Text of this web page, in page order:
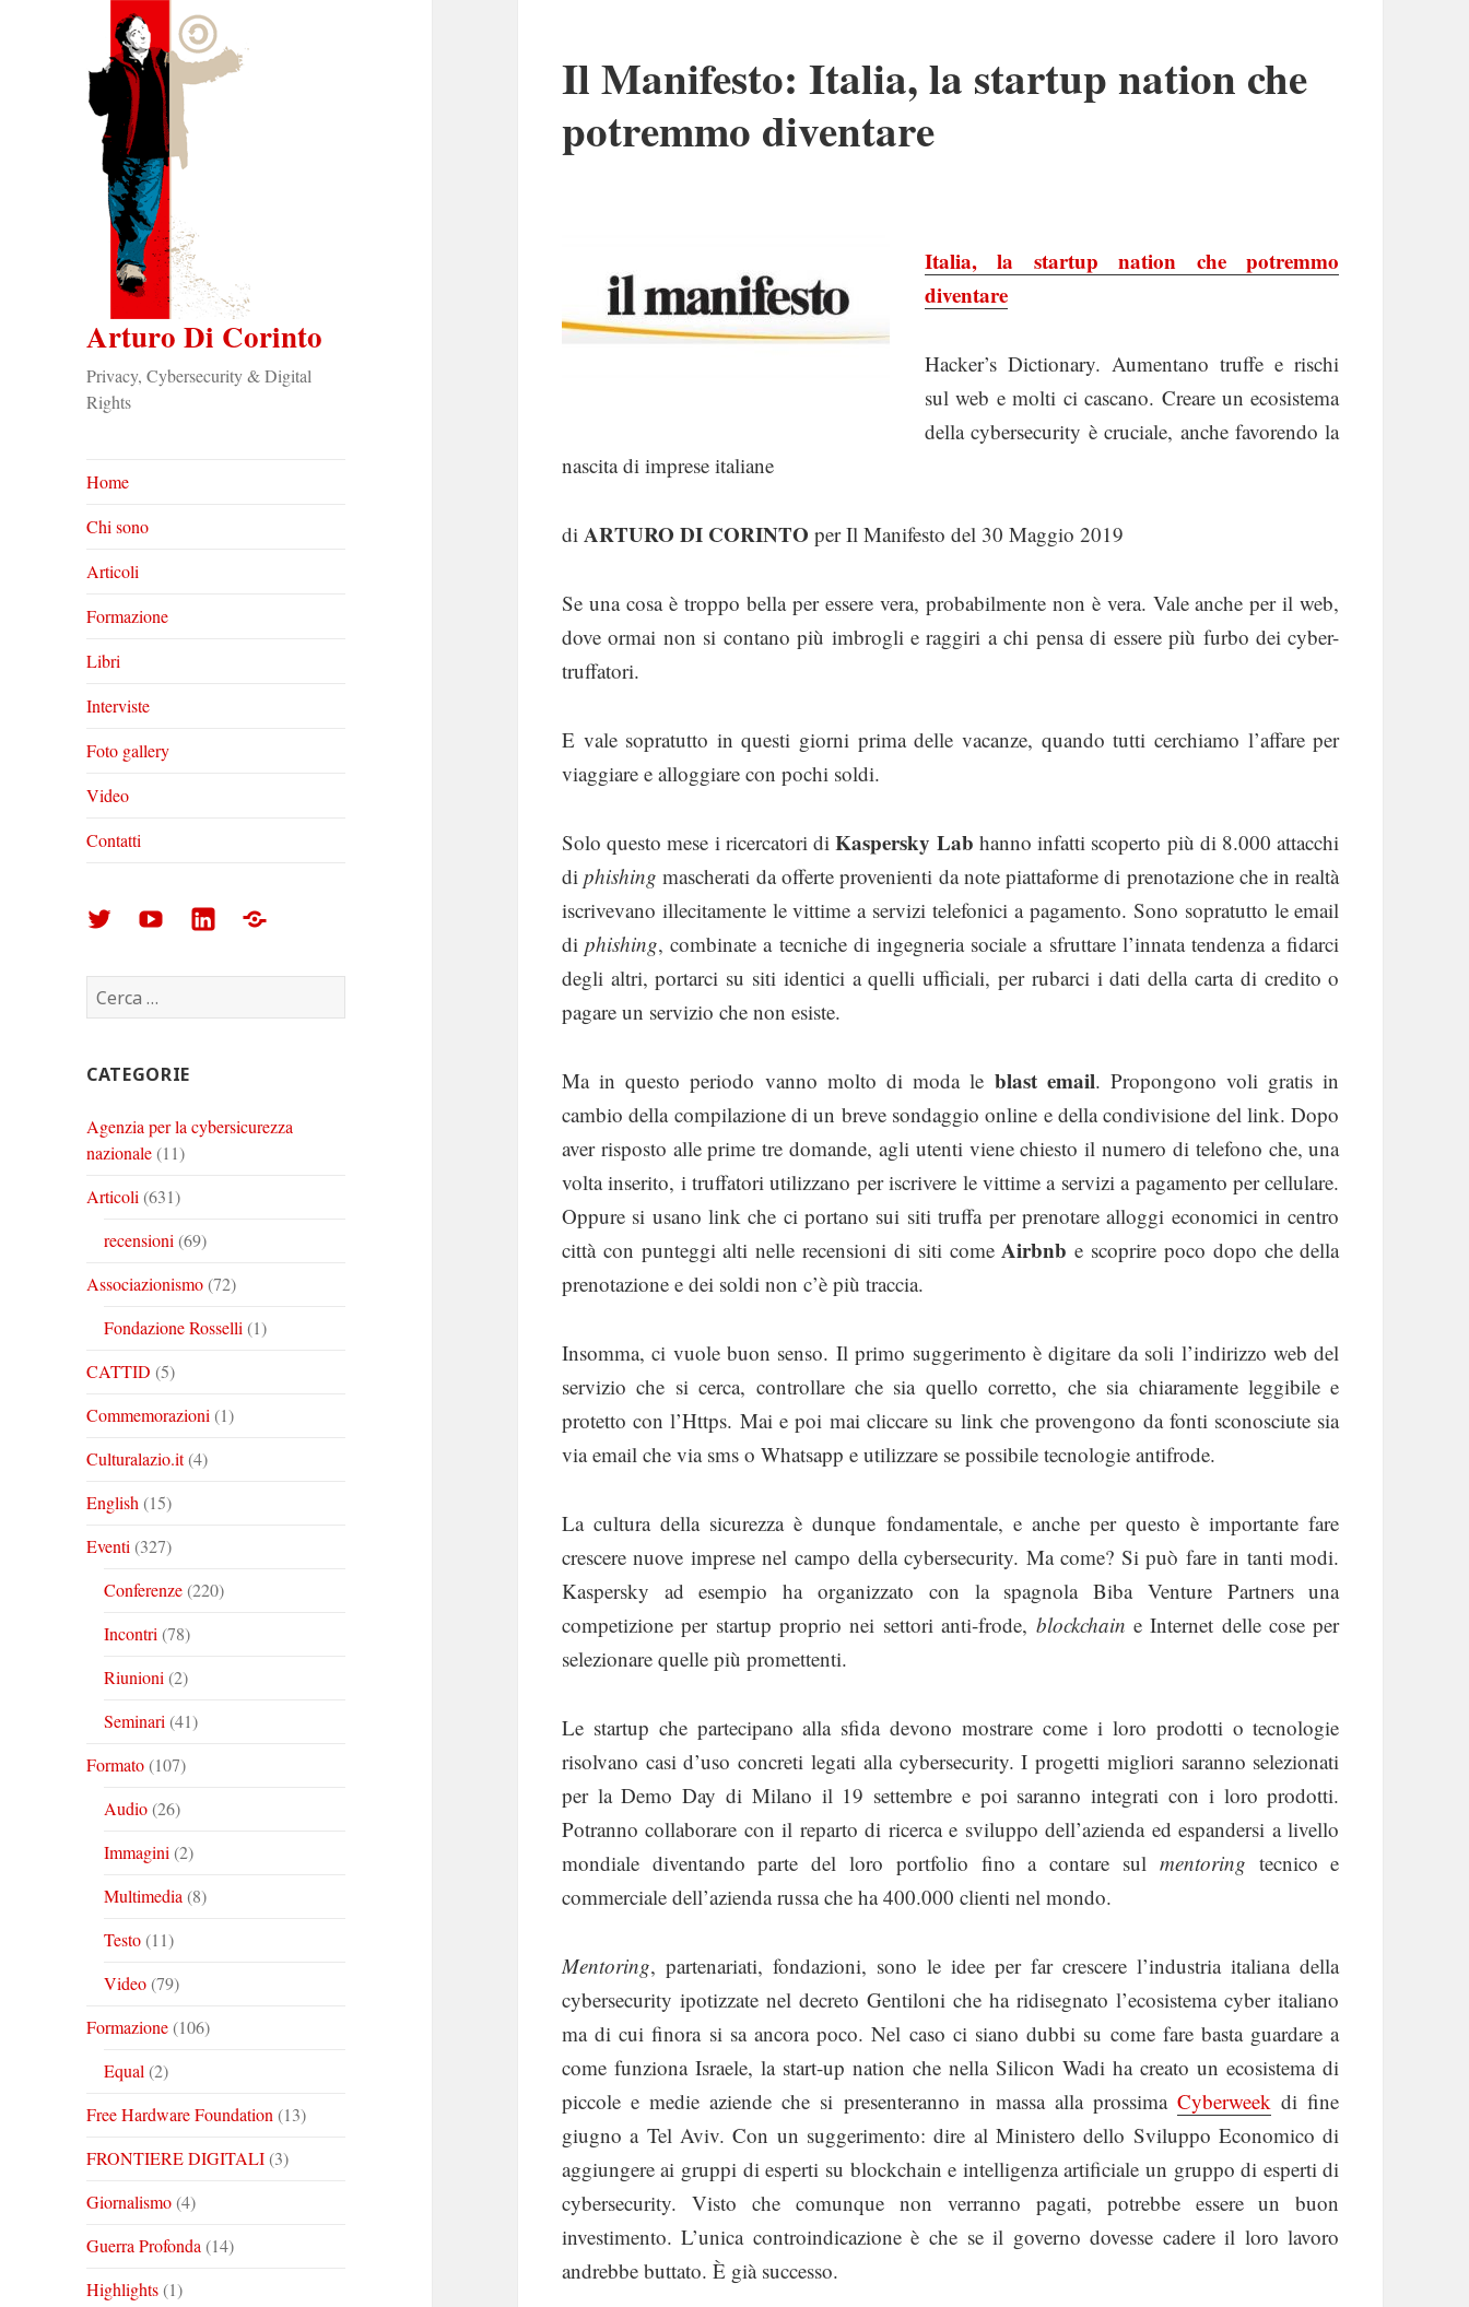
Arturo Di Corinto
Privacy, Cybersecurity & Digital
Rights
Home
Chi sono
Articoli
Formazione
Libri
Interviste
Foto gallery
Video
Contatti
Arturo
Corinto
su
Arturo
Corinto
su
Arturo
su
Foto
Ricerca
per:
CATEGORIE
Agenzia per la cybersicurezza
nazionale(11)
Articoli (631)
recensioni (69)
Associazionismo(72)
Fondazione Rosselli (1)
CATTID (5)
Commemorazioni (1)
Culturalazio.it(4)
English (15)
Eventi (327)
Conferenze(220)
Incontri (78)
Riunioni (2)
Seminari (41)
Formato(107)
Audio(26)
Immagini (2)
Multimedia (8)
Testo(11)
Video(79)
Formazione(106)
Equal (2)
Free Hardware Foundation (13)
FRONTIERE DIGITALI(3)
Giornalismo(4)
Guerra Profonda (14)
Highlights(1)
Il Manifesto: Italia, la startup nation che
potremmo diventare
Italia, la startup nation che potremmo
diventare
Hacker’s Dictionary. Aumentano truffe e rischi
sul web e molti ci cascano. Creare un ecosistema
della cybersecurity è cruciale, anche favorendo la
nascita di imprese italiane
di ARTURO DI CORINTO per Il Manifesto del 30 Maggio 2019
Se una cosa è troppo bella per essere vera, probabilmente non è vera. Vale anche per il web,
dove ormai non si contano più imbrogli e raggiri a chi pensa di essere più furbo dei cyber-
truffatori.
E vale sopratutto in questi giorni prima delle vacanze, quando tutti cerchiamo l’affare per
viaggiare e alloggiare con pochi soldi.
Solo questo mese i ricercatori diKaspersky Lab hanno infatti scoperto più di 8.000 attacchi
diphishing mascherati da offerte provenienti da note piattaforme di prenotazione che in realtà
iscrivevano illecitamente le vittime a servizi telefonici a pagamento. Sono sopratutto le email
diphishing, combinate a tecniche di ingegneria sociale a sfruttare l’innata tendenza a fidarci
degli altri, portarci su siti identici a quelli ufficiali, per rubarci i dati della carta di credito o
pagare un servizio che non esiste.
Ma in questo periodo vanno molto di moda le blast email. Propongono voli gratis in
cambio della compilazione di un breve sondaggio online e della condivisione del link. Dopo
aver risposto alle prime tre domande, agli utenti viene chiesto il numero di telefono che, una
volta inserito, i truffatori utilizzano per iscrivere le vittime a servizi a pagamento per cellulare.
Oppure si usano link che ci portano sui siti truffa per prenotare alloggi economici in centro
città con punteggi alti nelle recensioni di siti comeAirbnb e scoprire poco dopo che della
prenotazione e dei soldi non c’è più traccia.
Insomma, ci vuole buon senso. Il primo suggerimento è digitare da soli l’indirizzo web del
servizio che si cerca, controllare che sia quello corretto, che sia chiaramente leggibile e
protetto con l’Https. Mai e poi mai cliccare su link che provengono da fonti sconosciute sia
via email che via sms o Whatsapp e utilizzare se possibile tecnologie antifrode.
La cultura della sicurezza è dunque fondamentale, e anche per questo è importante fare
crescere nuove imprese nel campo della cybersecurity. Ma come? Si può fare in tanti modi.
Kaspersky ad esempio ha organizzato con la spagnola Biba Venture Partners una
competizione per startup proprio nei settori anti-frode, blockchain e Internet delle cose per
selezionare quelle più promettenti.
Le startup che partecipano alla sfida devono mostrare come i loro prodotti o tecnologie
risolvano casi d’uso concreti legati alla cybersecurity. I progetti migliori saranno selezionati
per la Demo Day di Milano il 19 settembre e poi saranno integrati con i loro prodotti.
Potranno collaborare con il reparto di ricerca e sviluppo dell’azienda ed espandersi a livello
mondiale diventando parte del loro portfolio fino a contare sul mentoring tecnico e
commerciale dell’azienda russa che ha 400.000 clienti nel mondo.
Mentoring, partenariati, fondazioni, sono le idee per far crescere l’industria italiana della
cybersecurity ipotizzate nel decreto Gentiloni che ha ridisegnato l’ecosistema cyber italiano
ma di cui finora si sa ancora poco. Nel caso ci siano dubbi su come fare basta guardare a
come funziona Israele, la start-up nation che nella Silicon Wadi ha creato un ecosistema di
piccole e medie aziende che si presenteranno in massa alla prossimaCyberweek di fine
giugno a Tel Aviv. Con un suggerimento: dire al Ministero dello Sviluppo Economico di
aggiungere ai gruppi di esperti su blockchain e intelligenza artificiale un gruppo di esperti di
cybersecurity. Visto che comunque non verranno pagati, potrebbe essere un buon
investimento. L’unica controindicazione è che se il governo dovesse cadere il loro lavoro
andrebbe buttato. È già successo.